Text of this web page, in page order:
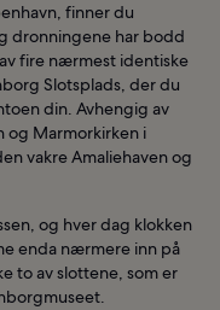
finner du
dronningene har bodd
fire nærmest identiske
Slotsplads, der du
din. Avhengig av
og Marmorkirken i
vakre Amaliehaven og
og hver dag klokken
enda nærmere inn på
to av slottene, som er